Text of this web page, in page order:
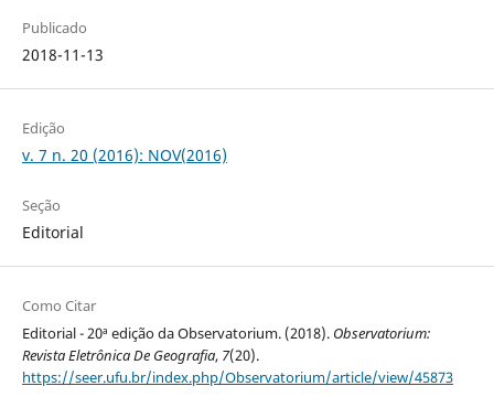
Publicado
2018-11-13
Edição
v. 7 n. 20 (2016): NOV(2016)
Seção
Editorial
Como Citar
Editorial - 20ª edição da Observatorium. (2018). Observatorium:
Revista Eletrônica De Geografia, 7(20).
https://seer.ufu.br/index.php/Observatorium/article/view/45873